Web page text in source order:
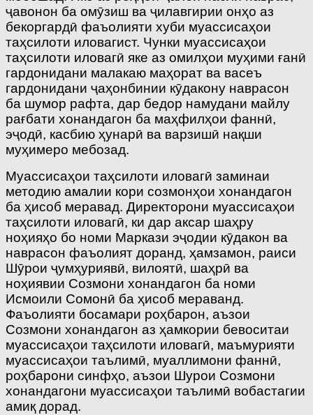
ҷавонон ба омӯзиш ва ҷилавгирии онҳо аз
бекоргардӣ фаъолияти хуби муассисаҳои
таҳсилоти иловагист. Чунки муассисаҳои
таҳсилоти иловагӣ яке аз омилҳои муҳими ғанӣ
гардонидани малакаю маҳорат ва васеъ
гардонидани ҷаҳонбинии кӯдакону наврасон
ба шумор рафта, дар бедор намудани майлу
рағбати хонандагон ба маҳфилҳои фаннӣ,
эҷодӣ, касбию ҳунарӣ ва варзишӣ нақши
муҳимеро мебозад.
Муассисаҳои таҳсилоти иловагӣ заминаи
методию амалии кори созмонҳои хонандагон
ба ҳисоб меравад. Директорони муассисаҳои
таҳсилоти иловагӣ, ки дар аксар шаҳру
ноҳияҳо бо номи Маркази эҷодии кӯдакон ва
наврасон фаъолият доранд, ҳамзамон, раиси
Шӯрои ҷумҳуриявӣ, вилоятӣ, шаҳрӣ ва
ноҳиявии Созмони хонандагон ба номи
Исмоили Сомонӣ ба ҳисоб мераванд.
Фаъолияти босамари роҳбарон, аъзои
Созмони хонандагон аз ҳамкории бевоситаи
муассисаҳои таҳсилоти иловагӣ, маъмурияти
муассисаҳои таълимӣ, муаллимони фаннӣ,
роҳбарони синфҳо, аъзои Шурои Созмони
хонандагони муассисаҳои таълимӣ вобастагии
амиқ дорад.